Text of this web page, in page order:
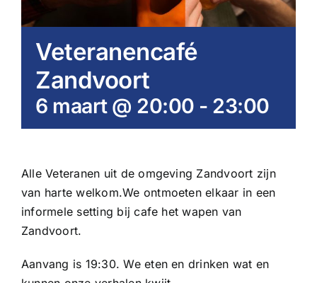
Veteranencafé
Zandvoort
6 maart @ 20:00 - 23:00
Alle Veteranen uit de omgeving Zandvoort zijn
van harte welkom.We ontmoeten elkaar in een
informele setting bij cafe het wapen van
Zandvoort.
Aanvang is 19:30. We eten en drinken wat en